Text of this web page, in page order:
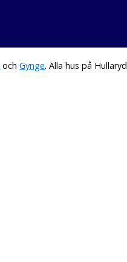
ochGynge. Alla hus på Hullaryd